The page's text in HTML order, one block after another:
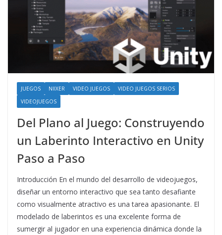
JUEGOS NIIXER VIDEO JUEGOS
VIDEO JUEGOS SERIOS
VIDEOJUEGOS
Del Plano al Juego: Construyendo
un Laberinto Interactivo en Unity
Paso a Paso
Introducción En el mundo del desarrollo de videojuegos,
diseñar un entorno interactivo que sea tanto desafiante
como visualmente atractivo es una tarea apasionante. El
modelado de laberintos es una excelente forma de
sumergir al jugador en una experiencia dinámica donde la